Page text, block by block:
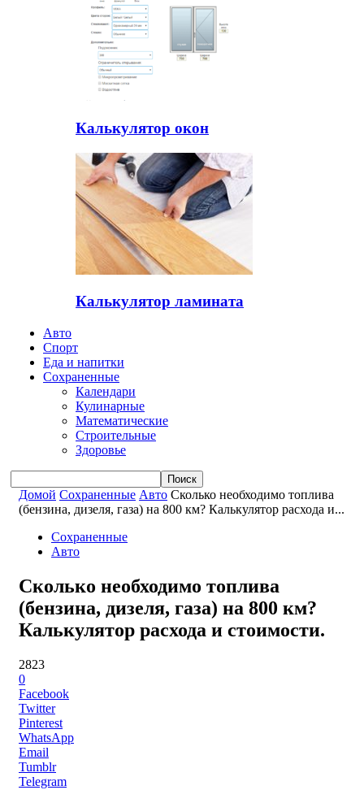
Калькулятор окон
Калькулятор ламината
Авто
Спорт
Еда и напитки
Сохраненные
Календари
Кулинарные
Математические
Строительные
Здоровье
Домой Сохраненные Авто Сколько необходимо топлива
(бензина, дизеля, газа) на 800 км? Калькулятор расхода и...
Сохраненные
Авто
Сколько необходимо топлива
(бензина, дизеля, газа) на 800 км?
Калькулятор расхода и стоимости.
2823
0
Facebook
Twitter
Pinterest
WhatsApp
Email
Tumblr
Telegram